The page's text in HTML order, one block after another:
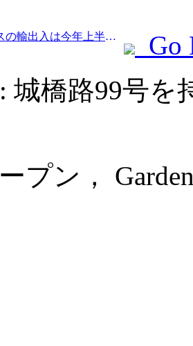
Prev:旅行サービスの輸出入は今年上半期で1兆802億9000万元に達した。
Go
城橋路99号を
プン，